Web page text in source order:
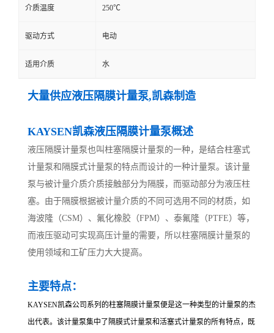
介质温度 250℃
驱动方式 电动
适用介质 水
大量供应液压隔膜计量泵,凯森制造
KAYSEN凯森液压隔膜计量泵概述
液压隔膜计量泵也叫柱塞隔膜计量泵的一种，是结合柱塞式
计量泵和隔膜式计量泵的特点而设计的一种计量泵。该计量
泵与被计量介质介质接触部分为隔膜，而驱动部分为液压柱
塞。由于隔膜根据被计量介质的不同可选用不同的材质，如
海波隆（CSM）、氟化橡胶（FPM）、泰氟隆（PTFE）等，
而液压驱动可实现高压计量的需要，所以柱塞隔膜计量泵的
使用领域和工矿压力大大提高。
主要特点：
KAYSEN凯森公司系列的柱塞隔膜计量泵便是这一种类型的计量泵的杰
出代表。该计量泵集中了隔膜式计量泵和活塞式计量泵的所有特点，既